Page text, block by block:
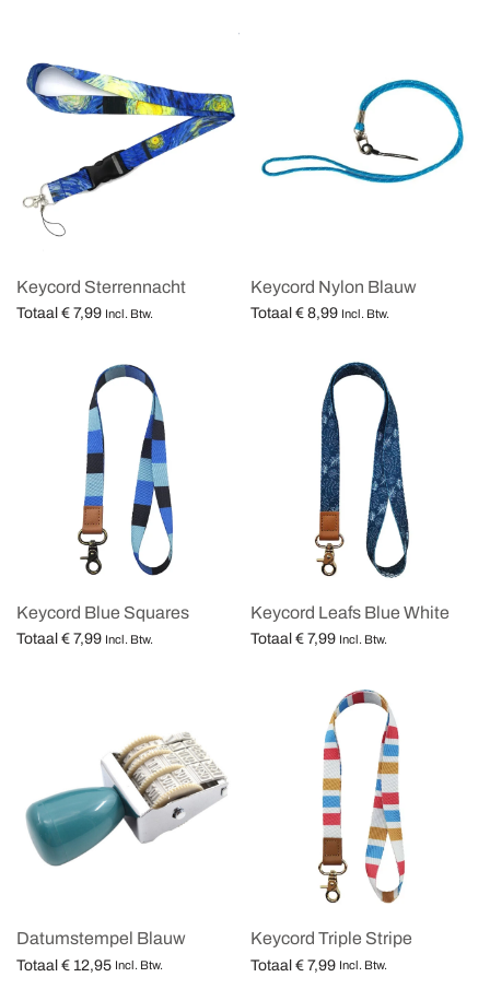
Keycord Sterrennacht
Totaal € 7,99 Incl. Btw.
Keycord Nylon Blauw
Totaal € 8,99 Incl. Btw.
Keycord Blue Squares
Totaal € 7,99 Incl. Btw.
Keycord Leafs Blue White
Totaal € 7,99 Incl. Btw.
Datumstempel Blauw
Totaal € 12,95 Incl. Btw.
Keycord Triple Stripe
Totaal € 7,99 Incl. Btw.